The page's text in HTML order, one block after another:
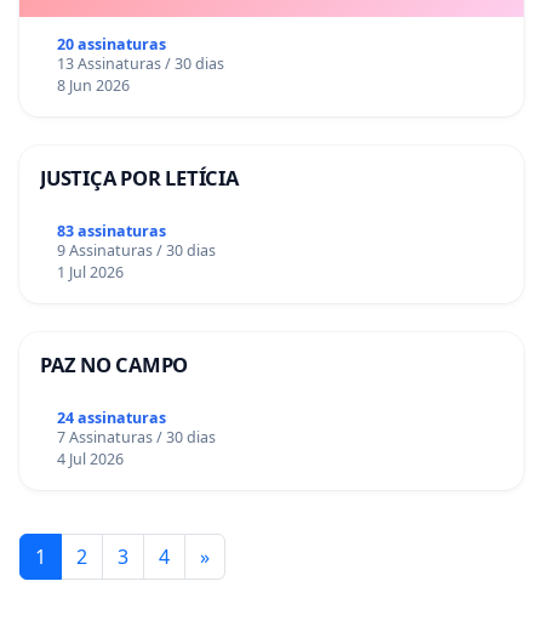
20 assinaturas
13 Assinaturas / 30 dias
8 Jun 2026
JUSTIÇA POR LETÍCIA
83 assinaturas
9 Assinaturas / 30 dias
1 Jul 2026
PAZ NO CAMPO
24 assinaturas
7 Assinaturas / 30 dias
4 Jul 2026
1 2 3 4 »